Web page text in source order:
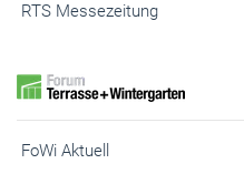
RTS Messezeitung
FoWi Aktuell